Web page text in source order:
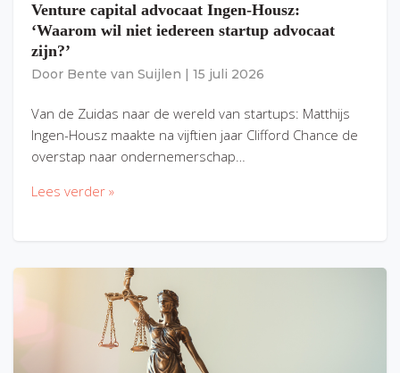
Venture capital advocaat Ingen-Housz:
‘Waarom wil niet iedereen startup advocaat
zijn?’
Door Bente van Suijlen 15 juli 2026
Van de Zuidas naar de wereld van startups: Matthijs
Ingen-Housz maakte na vijftien jaar Clifford Chance de
overstap naar ondernemerschap…
Lees verder »